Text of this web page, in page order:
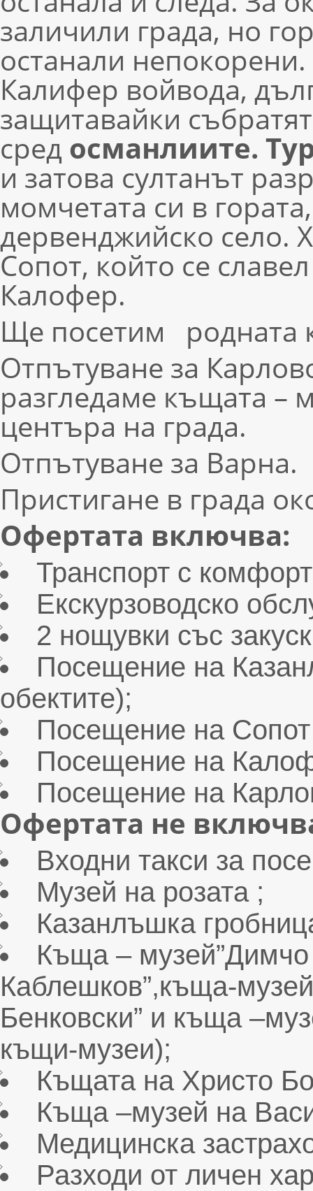
заличили града, но
останали
Калифер войвода,
защитавайки
сред османлиите.
и затова султанът
момчетата си в
дервенджийско село.
Сопот, който се
Калофер.
Ще посетим родната
Отпътуване за
разгледаме къщата –
центъра на града.
Отпътуване за Варна.
Пристигане в града
Офертата включва:
Транспорт с
Екскурзоводско
2 нощувки със
Посещение на
обектите);
Посещение на
Посещение на
Посещение на
Офертата не
Входни такси за
Музей на розата ;
Казанлъшка
Къща –
Каблешков”,къща-
Бенковски” и къща
къщи-музеи);
Къщата на Христо
Къща –музей на
Медицинска
Разходи от личен